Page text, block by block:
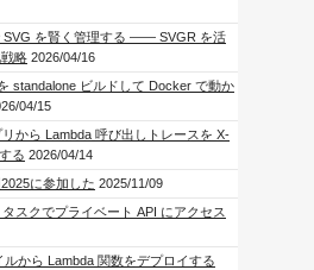
SVG を賢く管理する —— SVGR を活
略 2026/04/16
standalone ビルドして Docker で動か
04/15
から Lambda 呼び出しトレースを X-
る 2026/04/14
に参加した 2025/11/09
スクでプライベート API にアクセス
から Lambda 関数をデプロイする